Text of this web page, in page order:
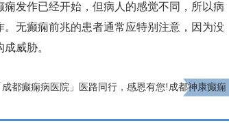
发作已经开始，但病人的感觉不同，所以病
无癫痫前兆的患者通常应特别注意，因为没
威胁。
成都癫痫病医院」医路同行，感恩有您!成都神康癫痫